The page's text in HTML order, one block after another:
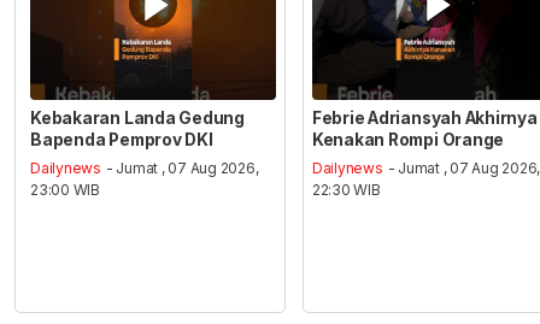
Kebakaran Landa Gedung
Bapenda Pemprov DKI
Dailynews - Jumat , 07 Aug 2026,
23:00 WIB
Febrie Adriansyah Akhirnya
Kenakan Rompi Orange
Dailynews - Jumat , 07 Aug 2026,
22:30 WIB